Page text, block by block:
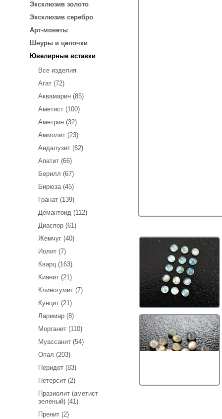
Эксклюзив золото
Эксклюзив серебро
Арт-монеты
Шнуры и цепочки
Ювелирные вставки
Все изделия
Агат (72)
Аквамарин (85)
Аметист (100)
Аметрин (32)
Аммолит (23)
Андалузит (62)
Апатит (66)
Берилл (67)
Бирюза (45)
Гранат (139)
Демантоид (112)
Диаспор (61)
Жемчуг (40)
Иолит (7)
Кварц (163)
Кианит (21)
Клиногумит (7)
Кунцит (21)
Ларимар (8)
Морганит (110)
Муассанит (54)
Опал (203)
Перидот (83)
Петерсит (2)
Празиолит (аметист
зеленый) (41)
Пренит (2)